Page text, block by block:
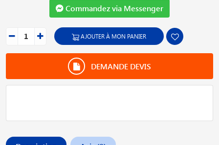
Commandez via Messenger
AJOUTER À MON PANIER
DEMANDE DEVIS